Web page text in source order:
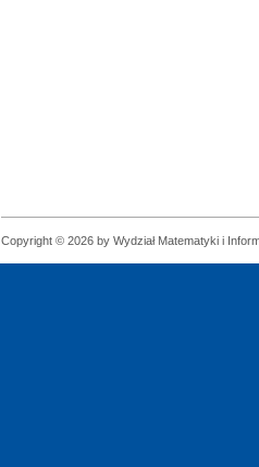
Copyright © 2026 by Wydział Matematyki i